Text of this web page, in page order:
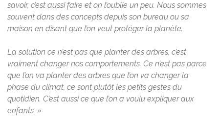
savoir, c’est aussi faire et on l’oublie un peu. Nous sommes
souvent dans des concepts depuis son bureau ou sa
maison en disant que l’on veut protéger la planète.
La solution ce n’est pas que planter des arbres, c’est
vraiment changer nos comportements. Ce n’est pas parce
que l’on va planter des arbres que l’on va changer la
phase du climat, ce sont plutôt les petits gestes du
quotidien. C’est aussi ce que l’on a voulu expliquer aux
enfants. »